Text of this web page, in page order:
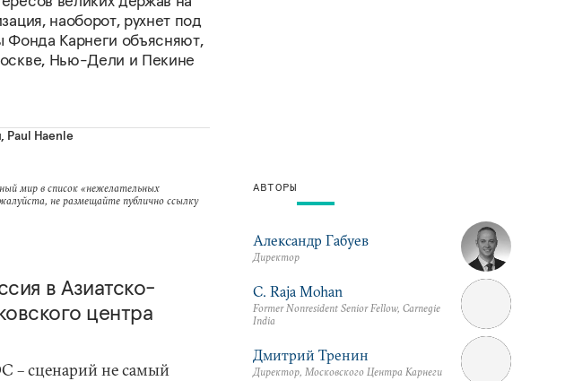
наоборот, рухнет под
Фонда Карнеги объясняют,
Нью-Дели и Пекине
, Paul Haenle
мир в список «нежелательных
не размещайте публично ссылку
в Азиатско-
центра
– сценарий не самый
АВТОРЫ
Александр Габуев
Директор
C. Raja Mohan
Former Nonresident Senior Fellow, Carnegie
India
Дмитрий Тренин
Директор, Московского Центра Карнеги